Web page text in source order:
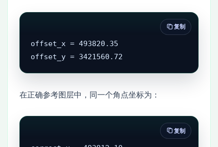
offset_x = 493820.35
offset_y = 3421560.72
复制
在正确参考图层中，同一个角点坐标为：
复制